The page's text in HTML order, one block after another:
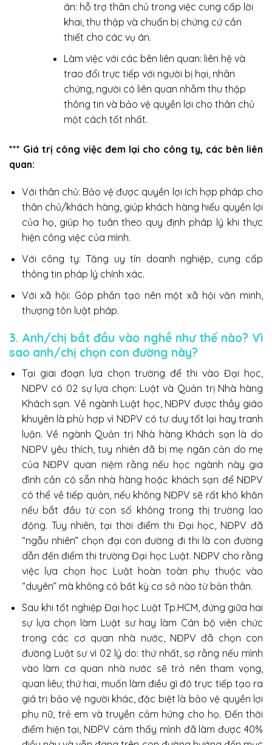
án: hỗ trợ thân chủ trong việc cung cấp lời
khai, thu thập và chuẩn bị chứng cứ cần
thiết cho các vụ án.
Làm việc với các bên liên quan: liên hệ và
trao đổi trực tiếp với người bị hại, nhân
chứng, người có liên quan nhằm thu thập
thông tin và bảo vệ quyền lợi cho thân chủ
một cách tốt nhất.
*** Giá trị công việc đem lại cho công ty, các bên liên
quan:
Với thân chủ: Bảo vệ được quyền lợi ích hợp pháp cho
thân chủ/khách hàng, giúp khách hàng hiểu quyền lợi
của họ, giúp họ tuân theo quy định pháp lý khi thực
hiện công việc của mình.
Với công ty: Tăng uy tín doanh nghiệp, cung cấp
thông tin pháp lý chính xác.
Với xã hội: Góp phần tạo nên một xã hội văn minh,
thượng tôn luật pháp.
3. Anh/chị bắt đầu vào nghề như thế nào? Vì
sao anh/chị chọn con đường này?
Tại giai đoạn lựa chọn trường để thi vào Đại học,
NĐPV có 02 sự lựa chọn: Luật và Quản trị Nhà hàng
Khách sạn. Về ngành Luật học, NĐPV được thầy giáo
khuyên là phù hợp vì NĐPV có tư duy tốt lại hay tranh
luận. Về ngành Quản trị Nhà hàng Khách sạn là do
NĐPV yêu thích, tuy nhiên đã bị mẹ ngăn cản do mẹ
của NĐPV quan niệm rằng nếu học ngành này gia
đình cần có sẵn nhà hàng hoặc khách sạn để NĐPV
có thể về tiếp quản, nếu không NĐPV sẽ rất khó khăn
nếu bắt đầu từ con số không trong thị trường lao
động. Tuy nhiên, tại thời điểm thi Đại học, NĐPV đã
“ngẫu nhiên” chọn đại con đường đi thi là con đường
dẫn đến điểm thi trường Đại học Luật. NĐPV cho rằng
việc lựa chọn học Luật hoàn toàn phụ thuộc vào
“duyên” mà không có bất kỳ cơ sở nào từ bản thân.
Sau khi tốt nghiệp Đại học Luật Tp.HCM, đứng giữa hai
sự lựa chọn làm Luật sư hay làm Cán bộ viên chức
trong các cơ quan nhà nước, NĐPV đã chọn con
đường Luật sư vì 02 lý do: thứ nhất, sợ rằng nếu mình
vào làm cơ quan nhà nước sẽ trở nên tham vọng,
quan liêu; thứ hai, muốn làm điều gì đó trực tiếp tạo ra
giá trị bảo vệ người khác, đặc biệt là bảo vệ quyền lợi
phụ nữ, trẻ em và truyền cảm hứng cho họ. Đến thời
điểm hiện tại, NĐPV cảm thấy mình đã làm được 40%